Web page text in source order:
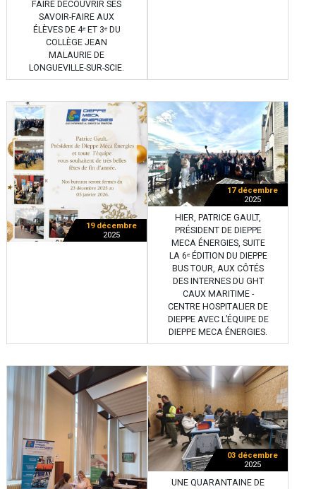
FAIRE DÉCOUVRIR SES
SAVOIR-FAIRE AUX
ÉLÈVES DE 4ᵉ ET 3ᵉ DU
COLLÈGE JEAN
MALAURIE DE
LONGUEVILLE-SUR-SCIE.
19 décembre
2025
17 décembre
2025
HIER, PATRICE GAULT,
PRÉSIDENT DE DIEPPE
MECA ÉNERGIES, SUITE
LA 6ᵉ ÉDITION DU DIEPPE
BUS TOUR, AUX CÔTÉS
DES INTERNES DU GHT
CAUX MARITIME -
CENTRE HOSPITALIER DE
DIEPPE AVEC L’ÉQUIPE DE
DIEPPE MECA ÉNERGIES.
03 décembre
2025
UNE QUARANTAINE DE